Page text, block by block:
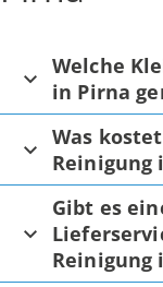
Welche
in Pirna
Was
Reinigung
Gibt es
Reinigung